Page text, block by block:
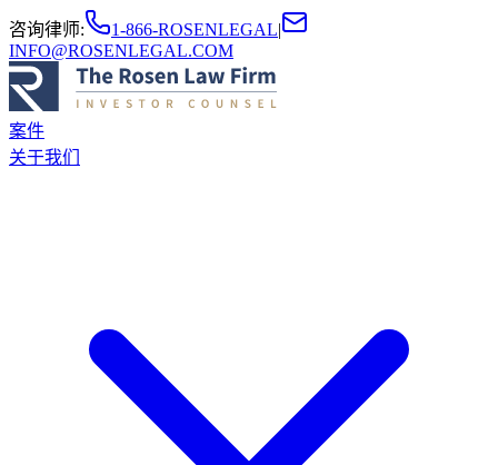
咨询律师: 1-866-ROSENLEGAL|
INFO@ROSENLEGAL.COM
案件
关于我们